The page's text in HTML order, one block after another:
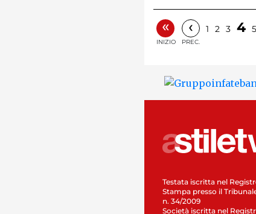
«
INIZIO
‹
PREC.
1 2 3 4 5
Testata iscritta nel
Stampa presso il
n. 34/2009
Società iscritta nel